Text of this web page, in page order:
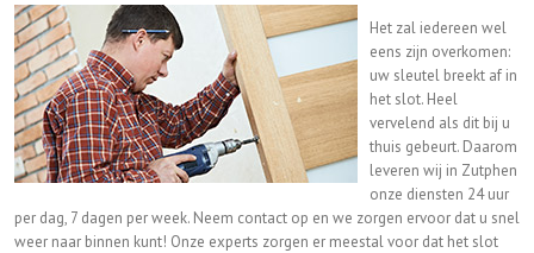
Het zal iedereen wel
eens zijn overkomen:
uw sleutel breekt af in
het slot. Heel
vervelend als dit bij u
thuis gebeurt. Daarom
leveren wij in Zutphen
onze diensten 24 uur
per dag, 7 dagen per week. Neem contact op en we zorgen ervoor dat u snel
weer naar binnen kunt! Onze experts zorgen er meestal voor dat het slot